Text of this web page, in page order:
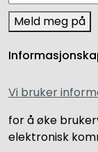
Meld meg på
Vi bruker
for å øke
elektronisk